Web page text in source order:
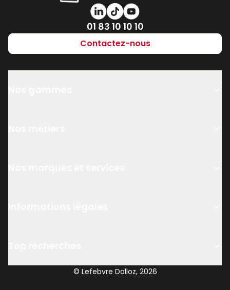
Numéro de téléphone
01 83 10 10 10
Contactez-nous
© Lefebvre Dalloz, 2026